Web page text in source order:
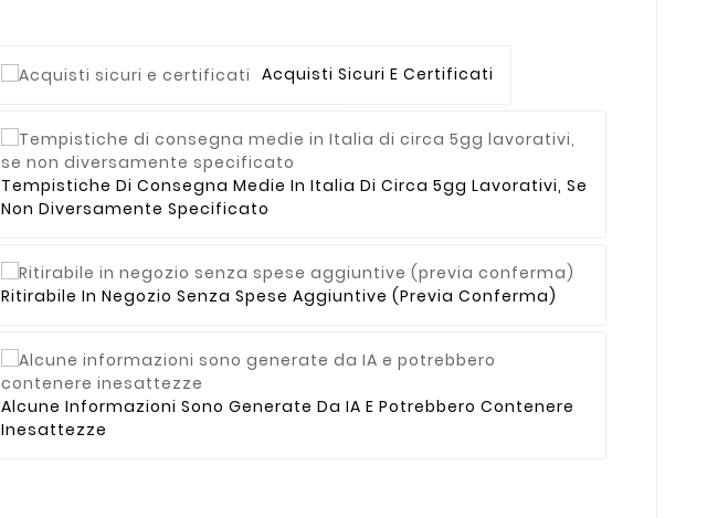
Acquisti Sicuri E Certificati
Tempistiche Di Consegna Medie In Italia Di Circa 5gg Lavorativi, Se
Non Diversamente Specificato
Ritirabile In Negozio Senza Spese Aggiuntive (previa Conferma)
Alcune Informazioni Sono Generate Da IA E Potrebbero Contenere
Inesattezze